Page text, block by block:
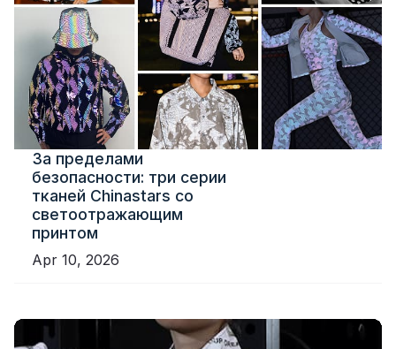
За пределами
безопасности: три серии
тканей Chinastars со
светоотражающим
принтом
Apr 10, 2026